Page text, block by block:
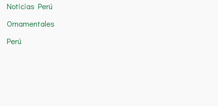
Noticias Perú
Ornamentales
Perú